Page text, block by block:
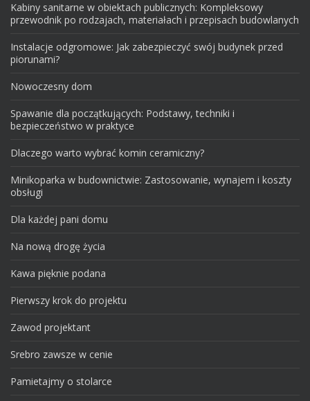
Kabiny sanitarne w obiektach publicznych: Kompleksowy
przewodnik po rodzajach, materiałach i przepisach budowlanych
Instalacje odgromowe: Jak zabezpieczyć swój budynek przed
piorunami?
Nowoczesny dom
Spawanie dla początkujących: Podstawy, techniki i
bezpieczeństwo w praktyce
Dlaczego warto wybrać komin ceramiczny?
Minikoparka w budownictwie: Zastosowanie, wynajem i koszty
obsługi
Dla każdej pani domu
Na nową drogę życia
Kawa pięknie podana
Pierwszy krok do projektu
Zawod projektant
Srebro zawsze w cenie
Pamietajmy o stolarce